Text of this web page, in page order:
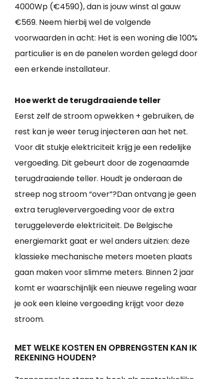
4000Wp (€4590), dan is jouw winst al gauw
€569. Neem hierbij wel de volgende
voorwaarden in acht: Het is een woning die 100%
particulier is en de panelen worden gelegd door
een erkende installateur.
Hoe werkt de terugdraaiende teller
Eerst zelf de stroom opwekken + gebruiken, de
rest kan je weer terug injecteren aan het net.
Voor dit stukje elektriciteit krijg je een redelijke
vergoeding. Dit gebeurt door de zogenaamde
terugdraaiende teller. Houdt je onderaan de
streep nog stroom “over”?Dan ontvang je geen
extra terugleververgoeding voor de extra
teruggeleverde elektriciteit. De Belgische
energiemarkt gaat er wel anders uitzien: deze
klassieke mechanische meters moeten plaats
gaan maken voor slimme meters. Binnen 2 jaar
komt er waarschijnlijk een nieuwe regeling waar
je ook een kleine vergoeding krijgt voor deze
stroom.
MET WELKE KOSTEN EN OPBRENGSTEN KAN IK
REKENING HOUDEN?